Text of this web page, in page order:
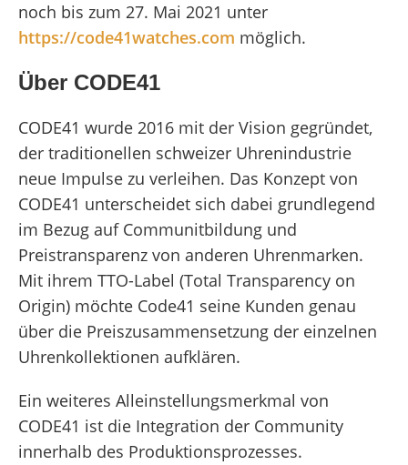
noch bis zum 27. Mai 2021 unter
https://code41watches.com möglich.
Über CODE41
CODE41 wurde 2016 mit der Vision gegründet,
der traditionellen schweizer Uhrenindustrie
neue Impulse zu verleihen. Das Konzept von
CODE41 unterscheidet sich dabei grundlegend
im Bezug auf Communitbildung und
Preistransparenz von anderen Uhrenmarken.
Mit ihrem TTO-Label (Total Transparency on
Origin) möchte Code41 seine Kunden genau
über die Preiszusammensetzung der einzelnen
Uhrenkollektionen aufklären.
Ein weiteres Alleinstellungsmerkmal von
CODE41 ist die Integration der Community
innerhalb des Produktionsprozesses.